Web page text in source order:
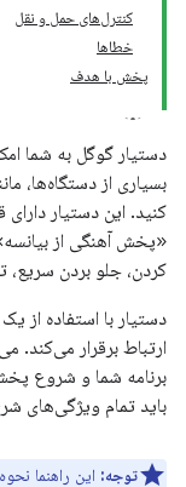
کنترل‌های حمل و نقل
خطاها
پخش با هدف
دستیار گوگل به شما
بسیاری از دستگاه‌ها،
کنید. این دستیار
«پخش آهنگی از
کردن، جلو بردن
دستیار با استفاده از یک
ارتباط برقرار می‌کند.
برنامه شما و شروع پخش
باید تمام ویژگی‌های
توجه: این راهنما